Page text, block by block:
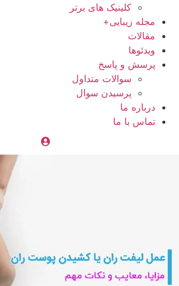
کلینیک های برتر
مجله زیبایی+
مقالات
ویدئوها
پرسش و پاسخ
سوالات متداول
پرسیدن سوال
درباره ما
تماس با ما